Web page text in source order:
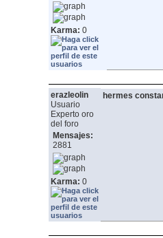
Karma: 0
erazleolin
Usuario
Experto oro
del foro
Mensajes:
2881
Karma: 0
hermes